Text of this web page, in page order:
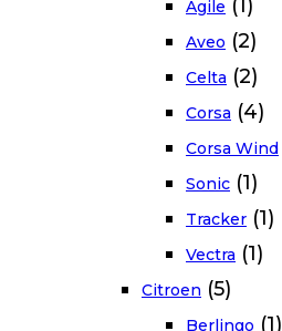
Agile (1)
Aveo (2)
Celta (2)
Corsa (4)
Corsa Wind
Sonic (1)
Tracker (1)
Vectra (1)
Citroen (5)
Berlingo (1)